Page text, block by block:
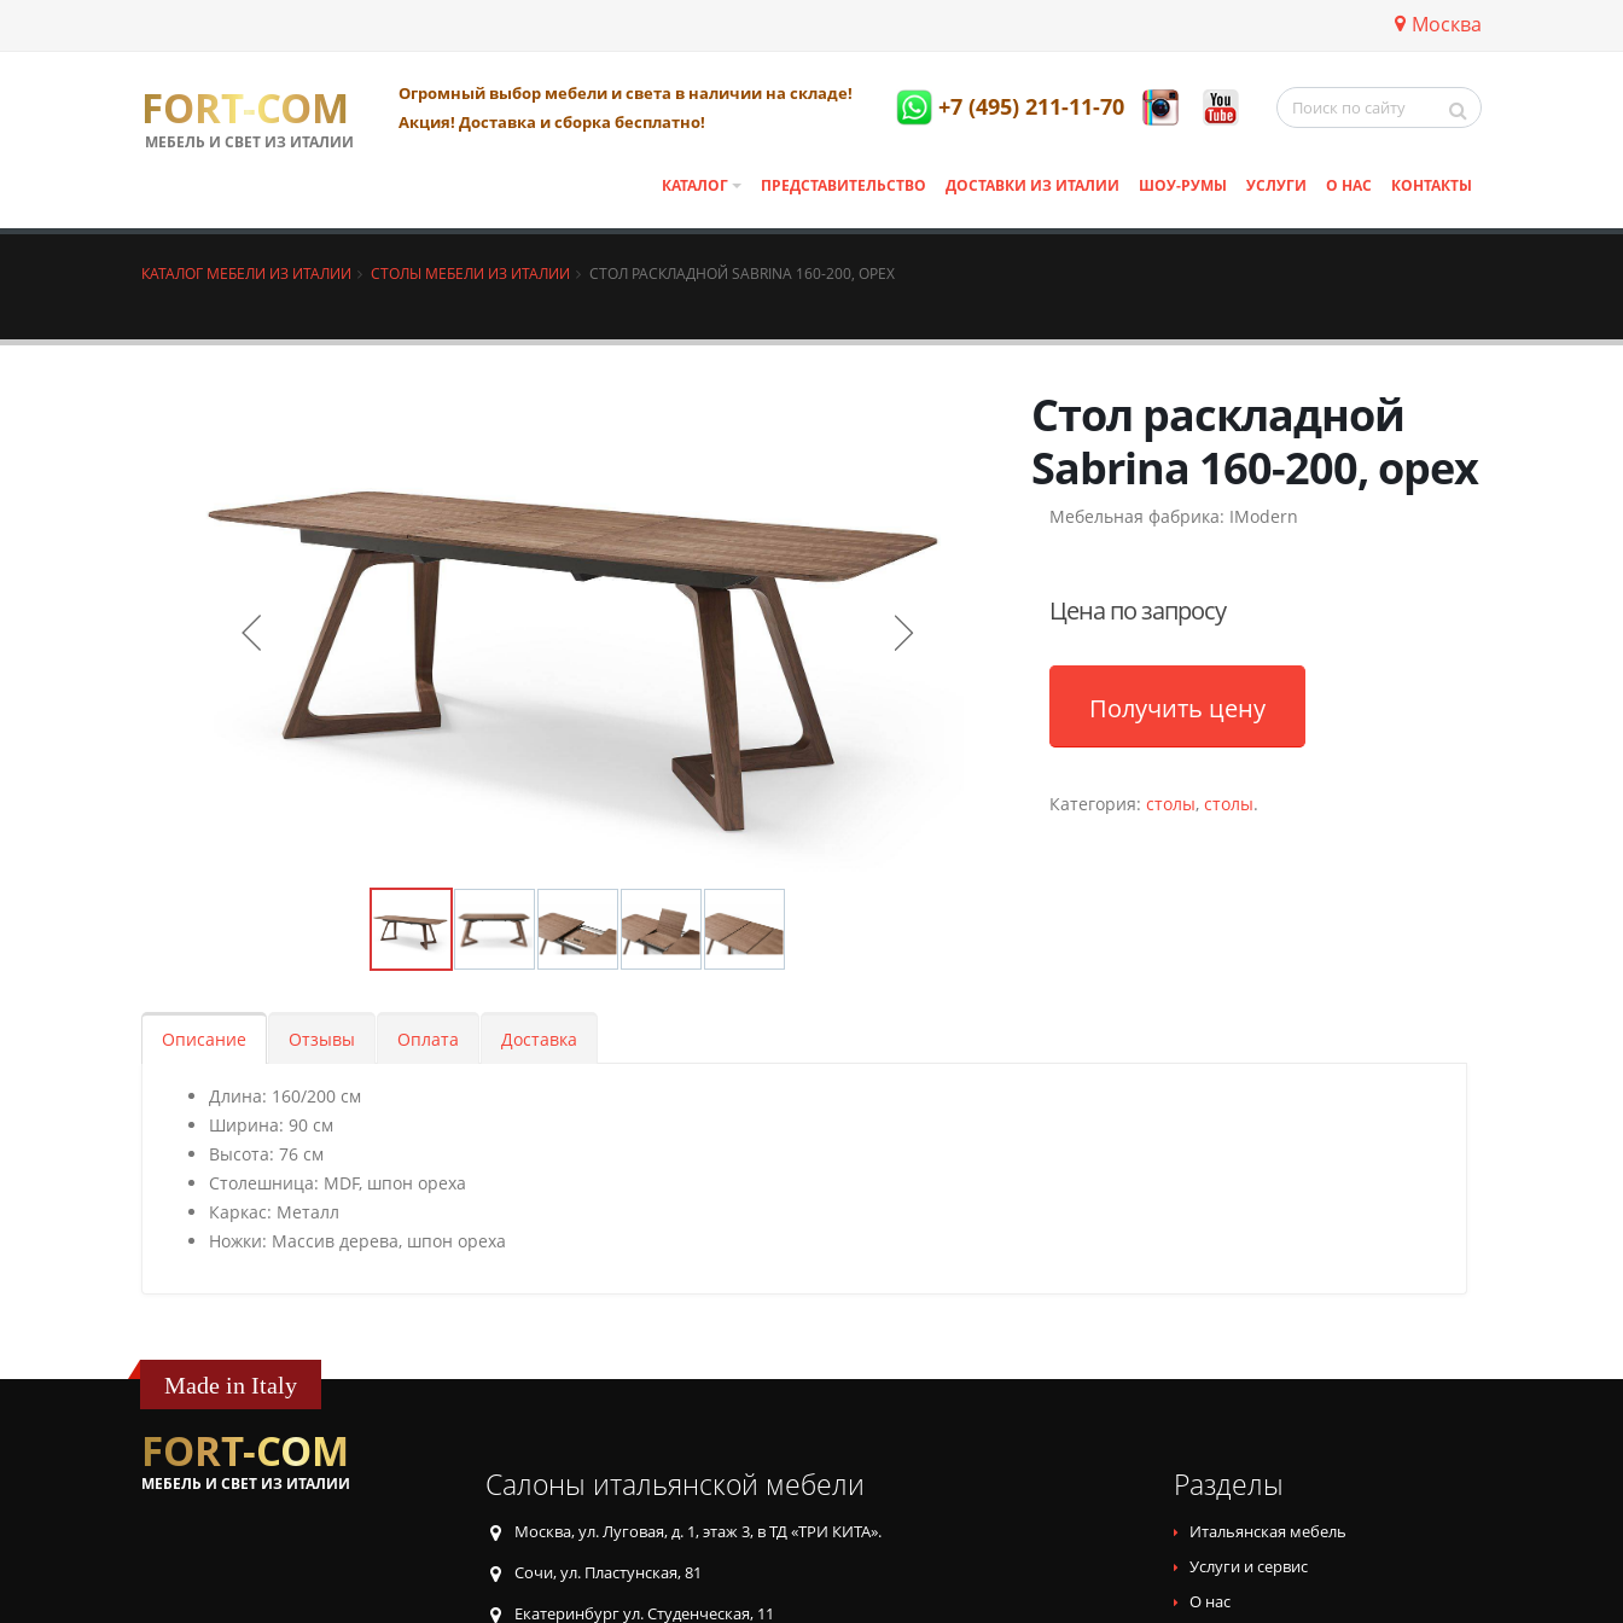
Москва
FORT-COM
МЕБЕЛЬ И СВЕТ ИЗ ИТАЛИИ
Огромный выбор мебели и света в наличии на складе!
Акция! Доставка и сборка бесплатно!
+7 (495) 211-11-70
КАТАЛОГ ПРЕДСТАВИТЕЛЬСТВО ДОСТАВКИ ИЗ ИТАЛИИ ШОУ-РУМЫ УСЛУГИ О НАС КОНТАКТЫ
КАТАЛОГ МЕБЕЛИ ИЗ ИТАЛИИ СТОЛЫ МЕБЕЛИ ИЗ ИТАЛИИ СТОЛ РАСКЛАДНОЙ SABRINA 160-200, ОРЕХ
Стол раскладной
Sabrina 160-200, орех
Мебельная фабрика: IModern
Цена по запросу
Получить цену
Категория: столы, столы.
Описание Отзывы Оплата Доставка
Длина: 160/200 см
Ширина: 90 см
Высота: 76 см
Столешница: MDF, шпон ореха
Каркас: Металл
Ножки: Массив дерева, шпон ореха
Made in Italy
FORT-COM
МЕБЕЛЬ И СВЕТ ИЗ ИТАЛИИ Салоны итальянской мебели
Москва, ул. Луговая, д. 1, этаж 3, в ТД «ТРИ КИТА».
Сочи, ул. Пластунская, 81
Екатеринбург ул. Студенческая, 11
Разделы
Итальянская мебель
Услуги и сервис
О нас